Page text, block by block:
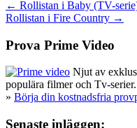
Inläggsnavigering
← Rollistan i Baby (TV-
Rollistan i Fire Country →
Prova Prime Video
Njut av
populära filmer och Tv-
» Börja din kostnadsfria
Senaste inläggen: